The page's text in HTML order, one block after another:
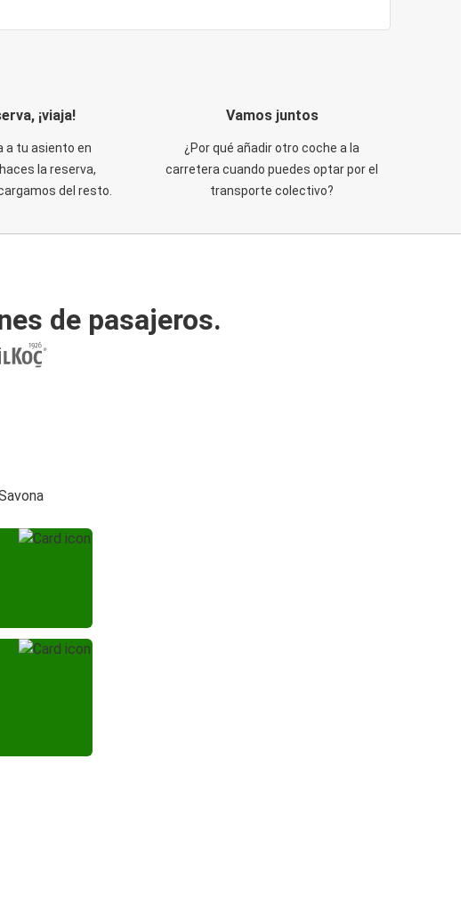
¡viaja!
a tu asiento en
la reserva,
del resto.
Vamos juntos
¿Por qué añadir otro coche a la
carretera cuando puedes optar por el
transporte colectivo?
de pasajeros.